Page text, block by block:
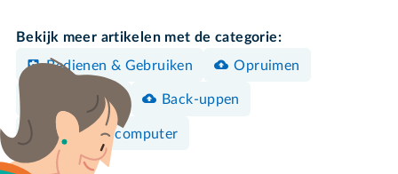
Bekijk meer artikelen met de categorie:
Bedienen & Gebruiken
Opruimen
Elektronica Back-uppen
Windows-computer